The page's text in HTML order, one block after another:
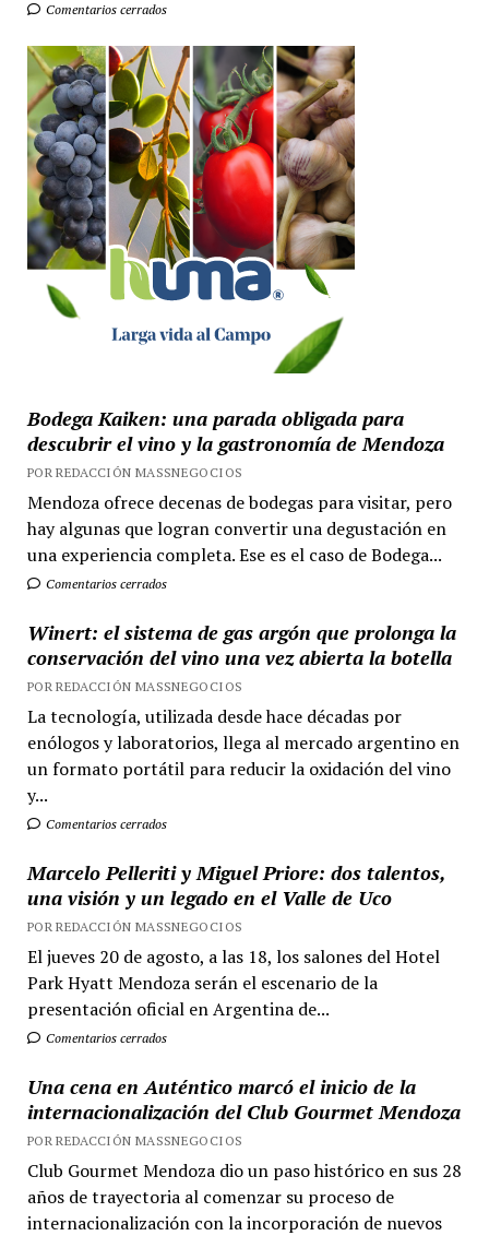
Comentarios cerrados
Bodega Kaiken: una parada obligada para
descubrir el vino y la gastronomía de Mendoza
POR REDACCIÓN MASSNEGOCIOS
Mendoza ofrece decenas de bodegas para visitar, pero
hay algunas que logran convertir una degustación en
una experiencia completa. Ese es el caso de Bodega...
Comentarios cerrados
Winert: el sistema de gas argón que prolonga la
conservación del vino una vez abierta la botella
POR REDACCIÓN MASSNEGOCIOS
La tecnología, utilizada desde hace décadas por
enólogos y laboratorios, llega al mercado argentino en
un formato portátil para reducir la oxidación del vino
y...
Comentarios cerrados
Marcelo Pelleriti y Miguel Priore: dos talentos,
una visión y un legado en el Valle de Uco
POR REDACCIÓN MASSNEGOCIOS
El jueves 20 de agosto, a las 18, los salones del Hotel
Park Hyatt Mendoza serán el escenario de la
presentación oficial en Argentina de...
Comentarios cerrados
Una cena en Auténtico marcó el inicio de la
internacionalización del Club Gourmet Mendoza
POR REDACCIÓN MASSNEGOCIOS
Club Gourmet Mendoza dio un paso histórico en sus 28
años de trayectoria al comenzar su proceso de
internacionalización con la incorporación de nuevos